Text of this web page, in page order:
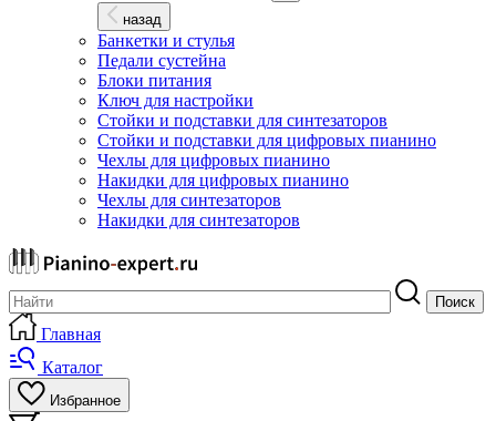
назад
Банкетки и стулья
Педали сустейна
Блоки питания
Ключ для настройки
Стойки и подставки для синтезаторов
Стойки и подставки для цифровых пианино
Чехлы для цифровых пианино
Накидки для цифровых пианино
Чехлы для синтезаторов
Накидки для синтезаторов
Поиск
Главная
Каталог
Избранное